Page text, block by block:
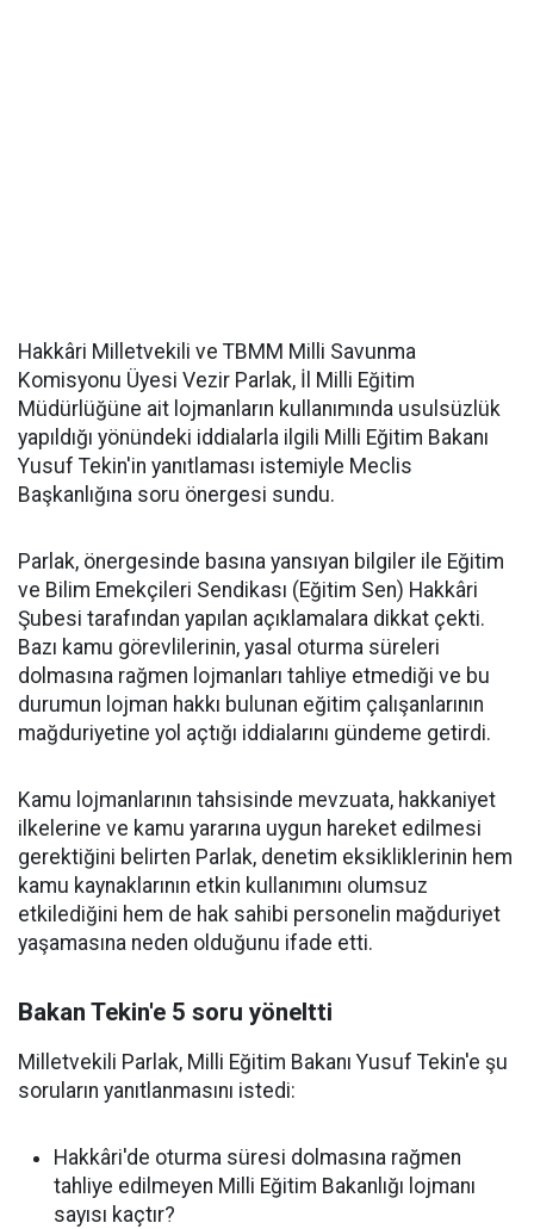
Hakkâri Milletvekili ve TBMM Milli Savunma
Komisyonu Üyesi Vezir Parlak, İl Milli Eğitim
Müdürlüğüne ait lojmanların kullanımında usulsüzlük
yapıldığı yönündeki iddialarla ilgili Milli Eğitim Bakanı
Yusuf Tekin'in yanıtlaması istemiyle Meclis
Başkanlığına soru önergesi sundu.
Parlak, önergesinde basına yansıyan bilgiler ile Eğitim
ve Bilim Emekçileri Sendikası (Eğitim Sen) Hakkâri
Şubesi tarafından yapılan açıklamalara dikkat çekti.
Bazı kamu görevlilerinin, yasal oturma süreleri
dolmasına rağmen lojmanları tahliye etmediği ve bu
durumun lojman hakkı bulunan eğitim çalışanlarının
mağduriyetine yol açtığı iddialarını gündeme getirdi.
Kamu lojmanlarının tahsisinde mevzuata, hakkaniyet
ilkelerine ve kamu yararına uygun hareket edilmesi
gerektiğini belirten Parlak, denetim eksikliklerinin hem
kamu kaynaklarının etkin kullanımını olumsuz
etkilediğini hem de hak sahibi personelin mağduriyet
yaşamasına neden olduğunu ifade etti.
Bakan Tekin'e 5 soru yöneltti
Milletvekili Parlak, Milli Eğitim Bakanı Yusuf Tekin'e şu
soruların yanıtlanmasını istedi:
Hakkâri'de oturma süresi dolmasına rağmen
tahliye edilmeyen Milli Eğitim Bakanlığı lojmanı
sayısı kaçtır?